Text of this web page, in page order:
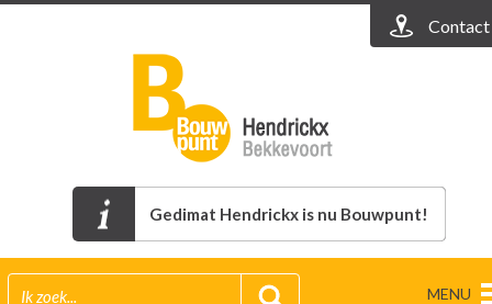
Contact
Gedimat Hendrickx is nu Bouwpunt!
MENU